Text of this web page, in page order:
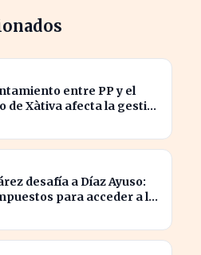
entre PP y el
de Xàtiva afecta la gestión
desafía a Díaz Ayuso:
para acceder a la